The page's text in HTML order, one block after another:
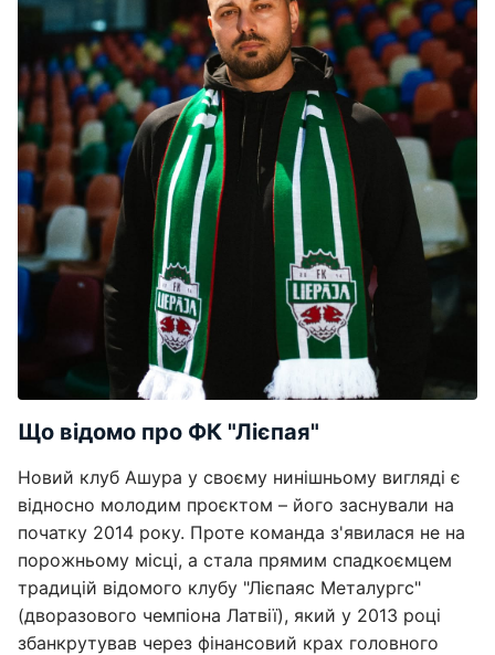
Що відомо про ФК "Лієпая"
Новий клуб Ашура у своєму нинішньому вигляді є
відносно молодим проєктом – його заснували на
початку 2014 року. Проте команда з'явилася не на
порожньому місці, а стала прямим спадкоємцем
традицій відомого клубу "Лієпаяс Металургс"
(дворазового чемпіона Латвії), який у 2013 році
збанкрутував через фінансовий крах головного